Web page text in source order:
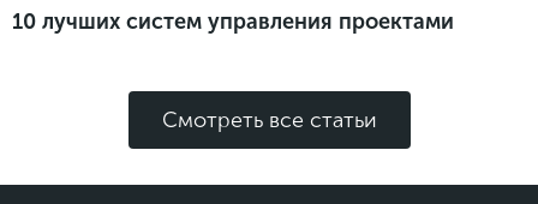
10 лучших систем управления проектами
Смотреть все статьи